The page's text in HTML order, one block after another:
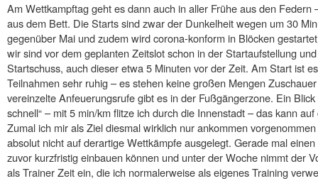
Am Wettkampftag geht es dann auch in aller Frühe aus den Federn
aus dem Bett. Die Starts sind zwar der Dunkelheit wegen um 30
gegenüber Mai und zudem wird corona-konform in Blöcken
wir sind vor dem geplanten Zeitslot schon in der Startaufstellung
Startschuss, auch dieser etwa 5 Minuten vor der Zeit. Am Start ist
Teilnahmen sehr ruhig – es stehen keine großen Mengen
vereinzelte Anfeuerungsrufe gibt es in der Fußgängerzone. Ein
schnell“ – mit 5 min/km flitze ich durch die Innenstadt – das kann
Zumal ich mir als Ziel diesmal wirklich nur ankommen
absolut nicht auf derartige Wettkämpfe ausgelegt. Gerade mal
zuvor kurzfristig einbauen können und unter der Woche nimmt der
als Trainer Zeit ein, die ich normalerweise als eigenes Training